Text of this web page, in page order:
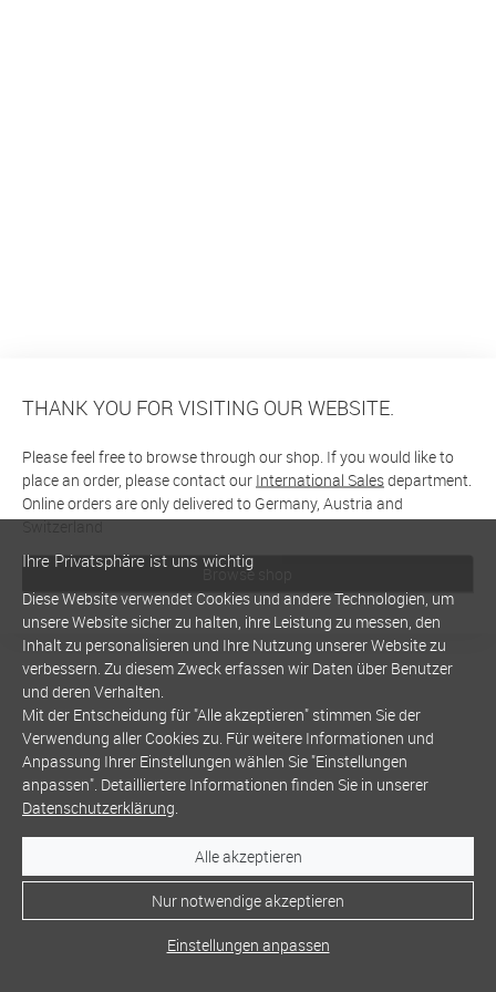
THANK YOU FOR VISITING OUR WEBSITE.
Please feel free to browse through our shop. If you would like to
place an order, please contact our International Salesdepartment.
Online orders are only delivered to Germany, Austria and
Switzerland
Browse shop
Ihre Privatsphäre ist uns wichtig
Diese Website verwendet Cookies und andere Technologien, um
unsere Website sicher zu halten, ihre Leistung zu messen, den
Inhalt zu personalisieren und Ihre Nutzung unserer Website zu
verbessern. Zu diesem Zweck erfassen wir Daten über Benutzer
und deren Verhalten.
Mit der Entscheidung für "Alle akzeptieren" stimmen Sie der
Verwendung aller Cookies zu. Für weitere Informationen und
Anpassung Ihrer Einstellungen wählen Sie "Einstellungen
anpassen". Detailliertere Informationen finden Sie in unserer
Datenschutzerklärung.
Alle akzeptieren
Nur notwendige akzeptieren
Einstellungen anpassen